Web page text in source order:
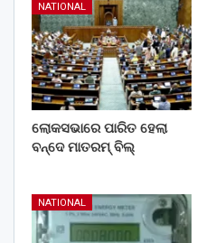
NATIONAL
ଲୋକସଭାରେ ପାରିତ ହେଲା
ବନ୍ଦେ ମାତରମ୍‌ ବିଲ୍‌
NATIONAL